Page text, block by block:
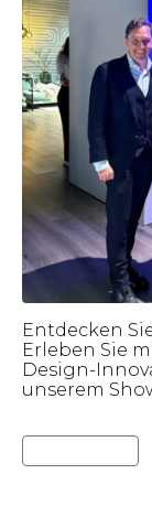
Entdecken
Erleben Sie
Design-
unserem